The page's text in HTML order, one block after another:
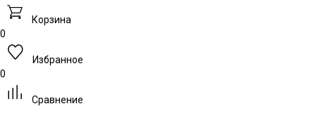
Корзина
0
Избранное
0
Сравнение